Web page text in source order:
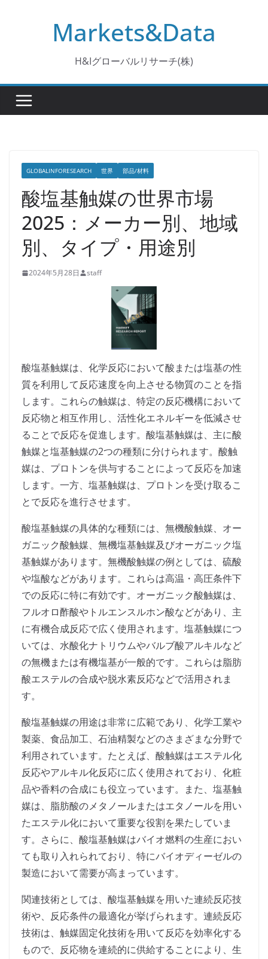
Markets&Data
H&Iグローバルリサーチ(株)
GLOBALINFORESEARCH 世界 部品/材料
酸塩基触媒の世界市場
2025：メーカー別、地域
別、タイプ・用途別
2024年5月28日 staff
酸塩基触媒は、化学反応において酸または塩基の性
質を利用して反応速度を向上させる物質のことを指
します。これらの触媒は、特定の反応機構において
反応物と相互作用し、活性化エネルギーを低減させ
ることで反応を促進します。酸塩基触媒は、主に酸
触媒と塩基触媒の2つの種類に分けられます。酸触
媒は、プロトンを供与することによって反応を加速
します。一方、塩基触媒は、プロトンを受け取るこ
とで反応を進行させます。
酸塩基触媒の具体的な種類には、無機酸触媒、オー
ガニック酸触媒、無機塩基触媒及びオーガニック塩
基触媒があります。無機酸触媒の例としては、硫酸
や塩酸などがあります。これらは高温・高圧条件下
での反応に特に有効です。オーガニック酸触媒は、
フルオロ酢酸やトルエンスルホン酸などがあり、主
に有機合成反応で広く使用されます。塩基触媒につ
いては、水酸化ナトリウムやバルブ酸アルキルなど
の無機または有機塩基が一般的です。これらは脂肪
酸エステルの合成や脱水素反応などで活用されま
す。
酸塩基触媒の用途は非常に広範であり、化学工業や
製薬、食品加工、石油精製などのさまざまな分野で
利用されています。たとえば、酸触媒はエステル化
反応やアルキル化反応に広く使用されており、化粧
品や香料の合成にも役立っています。また、塩基触
媒は、脂肪酸のメタノールまたはエタノールを用い
たエステル化において重要な役割を果たしていま
す。さらに、酸塩基触媒はバイオ燃料の生産におい
ても取り入れられており、特にバイオディーゼルの
製造において需要が高まっています。
関連技術としては、酸塩基触媒を用いた連続反応技
術や、反応条件の最適化が挙げられます。連続反応
技術は、触媒固定化技術を用いて反応を効率化する
もので、反応物を連続的に供給することにより、生